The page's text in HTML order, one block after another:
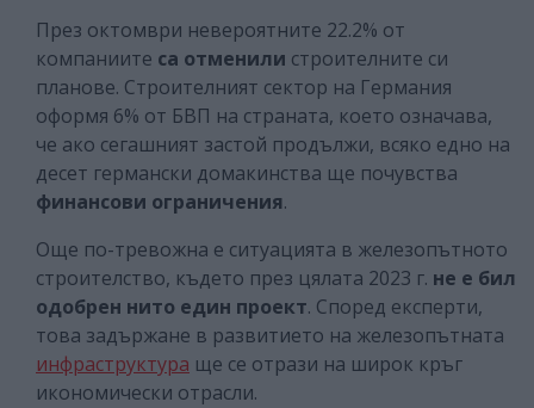
През октомври невероятните 22.2% от
компаниите са отменили строителните си
планове. Строителният сектор на Германия
оформя 6% от БВП на страната, което означава,
че ако сегашният застой продължи, всяко едно на
десет германски домакинства ще почувства
финансови ограничения.
Още по-тревожна е ситуацията в железопътното
строителство, където през цялата 2023 г. не е бил
одобрен нито един проект. Според експерти,
това задържане в развитието на железопътната
инфраструктура ще се отрази на широк кръг
икономически отрасли.